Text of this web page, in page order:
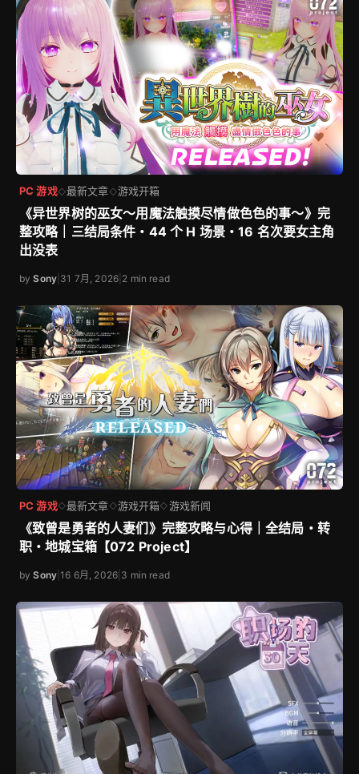
PC 游戏◇最新文章◇游戏开箱
《异世界树的巫女～用魔法触摸尽情做色色的事～》完
整攻略｜三结局条件・44 个 H 场景・16 名次要女主角
出没表
bySony 31 7月, 2026 2 min read
PC 游戏◇最新文章◇游戏开箱◇游戏新闻
《致曾是勇者的人妻们》完整攻略与心得｜全结局・转
职・地城宝箱【072 Project】
bySony |16 6月, 2026 3 min read